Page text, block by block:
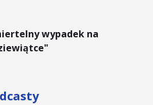
wypadek na